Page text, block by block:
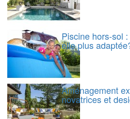
Piscine hors-sol
elle plus
Aménagement
novatrices et